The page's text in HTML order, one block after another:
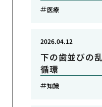
医療
下の歯並びの
循環
2026.04.12
知識